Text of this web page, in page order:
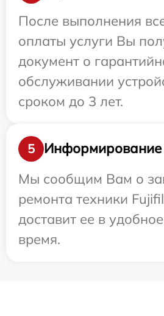
После выполнения
оплаты услуги Вы
документ о
обслуживании
сроком до 3 лет.
5
Информирование
Мы сообщим Вам о
ремонта техники
доставит ее в
время.